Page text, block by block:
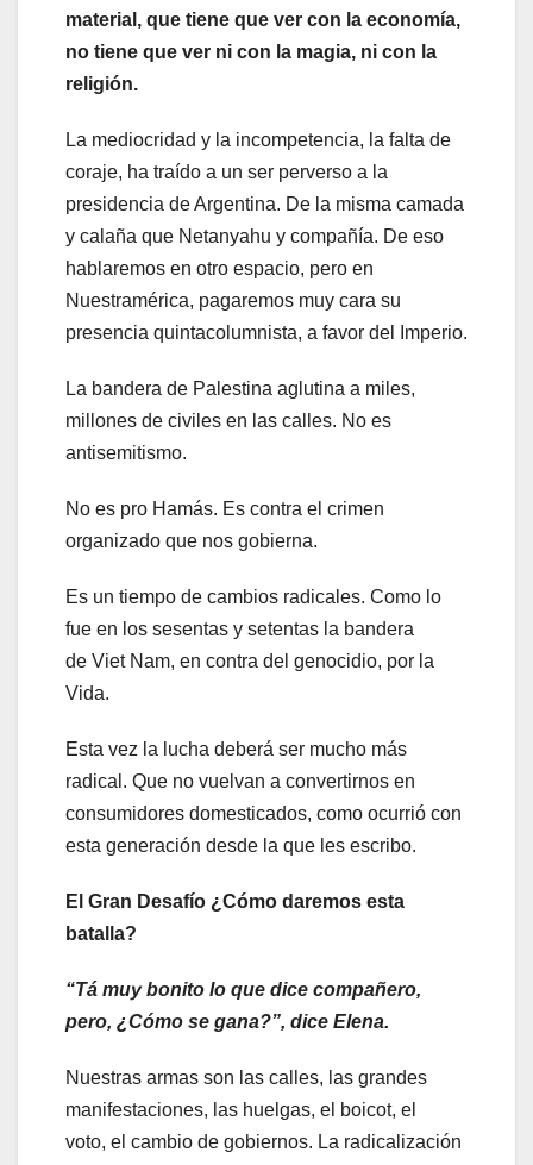
material, que tiene que ver con la economía,
no tiene que ver ni con la magia, ni con la
religión.
La mediocridad y la incompetencia, la falta de
coraje, ha traído a un ser perverso a la
presidencia de Argentina. De la misma camada
y calaña que Netanyahu y compañía. De eso
hablaremos en otro espacio, pero en
Nuestramérica, pagaremos muy cara su
presencia quintacolumnista, a favor del Imperio.
La bandera de Palestina aglutina a miles,
millones de civiles en las calles. No es
antisemitismo.
No es pro Hamás. Es contra el crimen
organizado que nos gobierna.
Es un tiempo de cambios radicales. Como lo
fue en los sesentas y setentas la bandera
de Viet Nam, en contra del genocidio, por la
Vida.
Esta vez la lucha deberá ser mucho más
radical. Que no vuelvan a convertirnos en
consumidores domesticados, como ocurrió con
esta generación desde la que les escribo.
El Gran Desafío ¿Cómo daremos esta
batalla?
“Tá muy bonito lo que dice compañero,
pero, ¿Cómo se gana?”, dice Elena.
Nuestras armas son las calles, las grandes
manifestaciones, las huelgas, el boicot, el
voto, el cambio de gobiernos. La radicalización